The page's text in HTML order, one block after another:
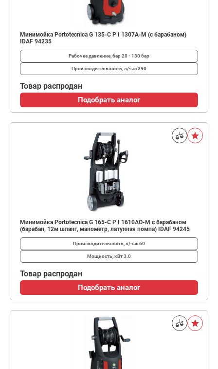
Минимойка Portotecnica G 135-C P I 1307A-M (с барабаном)
IDAF 94235
Рабочее давление, бар20 - 130 бар
Производительность, л/час390
Товар распродан
Подобрать аналог
Минимойка Portotecnica G 165-C P I 1610AO-M с барабаном
(барабан, 12м шланг, манометр, латунная помпа) IDAF 94245
Производительность, л/час60
Мощность, кВт3.0
Товар распродан
Подобрать аналог